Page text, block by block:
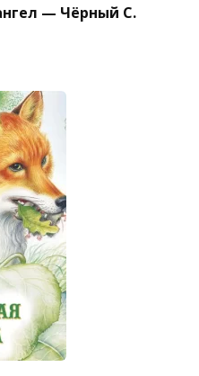
— Чёрный С.